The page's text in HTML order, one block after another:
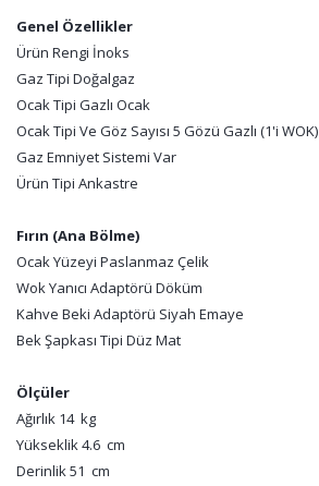
Genel Özellikler
Ürün Rengi İnoks
Gaz Tipi Doğalgaz
Ocak Tipi Gazlı Ocak
Ocak Tipi Ve Göz Sayısı 5 Gözü Gazlı (1'i WOK)
Gaz Emniyet Sistemi Var
Ürün Tipi Ankastre
Fırın (Ana Bölme)
Ocak Yüzeyi Paslanmaz Çelik
Wok Yanıcı Adaptörü Döküm
Kahve Beki Adaptörü Siyah Emaye
Bek Şapkası Tipi Düz Mat
Ölçüler
Ağırlık 14 kg
Yükseklik 4.6 cm
Derinlik 51 cm